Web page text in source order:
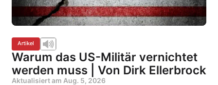
Artikel
Warum das US-Militär vernichtet
werden muss | Von Dirk Ellerbrock
Aktualisiert am Aug. 5, 2026